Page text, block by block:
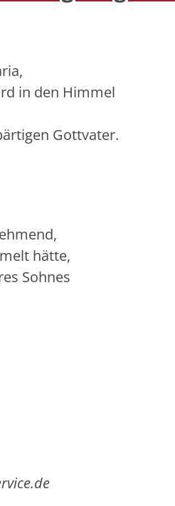
in den Himmel
Gottvater.
hätte,
Sohnes